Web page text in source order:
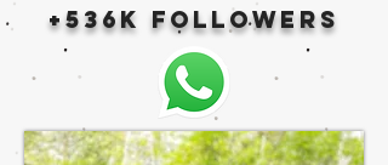
+536K followers